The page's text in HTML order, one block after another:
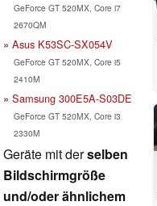
GeForce GT 520MX, Core i7
2670QM
Asus K53SC-SX054V
GeForce GT 520MX, Core i5
2410M
Samsung 300E5A-S03DE
GeForce GT 520MX, Core i3
2330M
Geräte mit derselben
Bildschirmgröße
und/oder ähnlichem